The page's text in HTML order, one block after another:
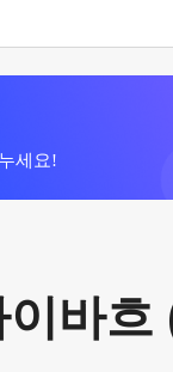
세요!
바흐